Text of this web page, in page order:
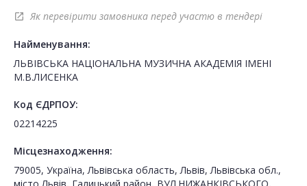
open_in_new Як перевірити замовника перед участю в тендері
Найменування:
ЛЬВІВСЬКА НАЦІОНАЛЬНА МУЗИЧНА АКАДЕМІЯ ІМЕНІ
М.В.ЛИСЕНКА
Код ЄДРПОУ:
02214225
Місцезнаходження:
79005, Україна, Львівська область, Львів, Львівська обл.,